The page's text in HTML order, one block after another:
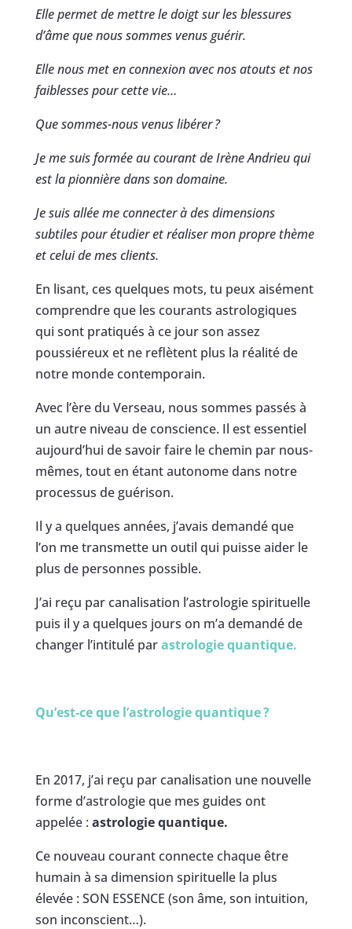
Elle permet de mettre le doigt sur les blessures
d’âme que nous sommes venus guérir.
Elle nous met en connexion avec nos atouts et nos
faiblesses pour cette vie…
Que sommes-nous venus libérer?
Je me suis formée au courant de Irène Andrieu qui
est la pionnière dans son domaine.
Je suis allée me connecter à des dimensions
subtiles pour étudier et réaliser mon propre thème
et celui de mes clients.
En lisant, ces quelques mots, tu peux aisément
comprendre que les courants astrologiques
qui sont pratiqués à ce jour son assez
poussiéreux et ne reflètent plus la réalité de
notre monde contemporain.
Avec l’ère du Verseau, nous sommes passés à
un autre niveau de conscience. Il est essentiel
aujourd’hui de savoir faire le chemin par nous-
mêmes, tout en étant autonome dans notre
processus de guérison.
Il y a quelques années, j’avais demandé que
l’on me transmette un outil qui puisse aider le
plus de personnes possible.
J’ai reçu par canalisation l’astrologie spirituelle
puis il y a quelques jours on m’a demandé de
changer l’intitulé parastrologie quantique.
Qu’est-ce que l’astrologie quantique?
En 2017, j’ai reçu par canalisation une nouvelle
forme d’astrologie que mes guides ont
appelée : astrologie quantique.
Ce nouveau courant connecte chaque être
humain à sa dimension spirituelle la plus
élevée : SON ESSENCE (son âme, son intuition,
son inconscient…).